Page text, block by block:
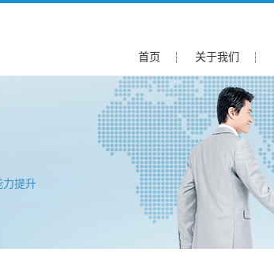
首页 关于我们
力提升